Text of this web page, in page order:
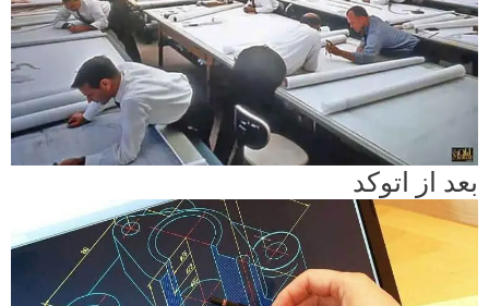
بعد از اتوکد